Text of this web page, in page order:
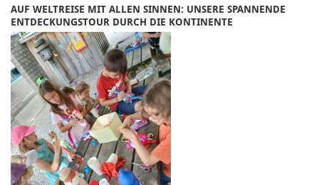
AUF WELTREISE MIT ALLEN SINNEN: UNSERE SPANNENDE
ENTDECKUNGSTOUR DURCH DIE KONTINENTE